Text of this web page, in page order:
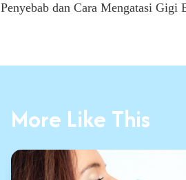
Penyebab dan Cara Mengatasi Gigi
More Like This